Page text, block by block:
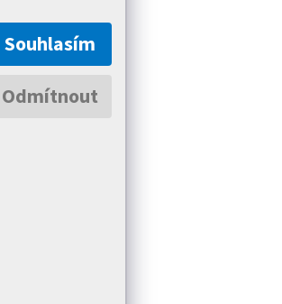
Odmítnout
Souhlasím